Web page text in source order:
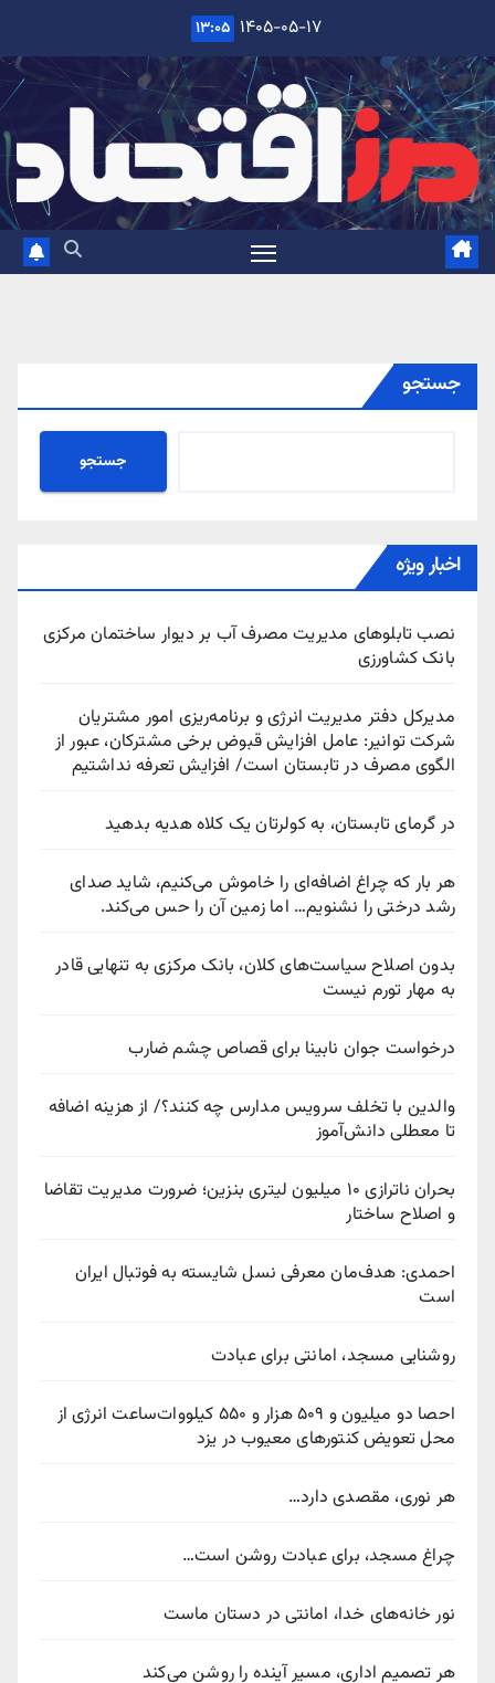
content
۱۴۰۵-۰۵-۱۷ ۱۳:۰۵
جستجو
جستجو
اخبار ویژه
نصب تابلوهای مدیریت مصرف آب بر دیوار ساختمان مرکزی
بانک کشاورزی
مدیرکل دفتر مدیریت انرژی و برنامه‌ریزی امور مشتریان
شرکت توانیر: عامل افزایش قبوض برخی مشترکان، عبور از
الگوی مصرف در تابستان است/ افزایش تعرفه نداشتیم
در گرمای تابستان، به کولرتان یک کلاه هدیه بدهید
هر بار که چراغ اضافه‌ای را خاموش می‌کنیم، شاید صدای
رشد درختی را نشنویم… اما زمین آن را حس می‌کند.
بدون اصلاح سیاست‌های کلان، بانک مرکزی به تنهایی قادر
به مهار تورم نیست
درخواست جوان نابینا برای قصاص چشم ضارب
والدین با تخلف سرویس مدارس چه کنند؟/ از هزینه اضافه
تا معطلی دانش‌آموز
بحران ناترازی ۱۰ میلیون لیتری بنزین؛ ضرورت مدیریت تقاضا
و اصلاح ساختار
احمدی: هدف‌مان معرفی نسل شایسته به فوتبال ایران
است
روشنایی مسجد، امانتی برای عبادت
احصا دو میلیون و ۵۰۹ هزار و ۵۵۰ کیلووات‌ساعت انرژی از
محل تعویض کنتورهای معیوب در یزد
هر نوری، مقصدی دارد…
چراغ مسجد، برای عبادت روشن است…
نور خانه‌های خدا، امانتی در دستان ماست
هر تصمیم اداری، مسیر آینده را روشن می‌کند